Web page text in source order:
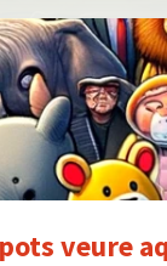
veure